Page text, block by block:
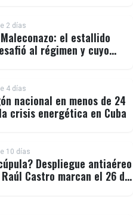
2 días
el estallido
al régimen y cuyo
4 días
nacional en menos de 24
crisis energética en Cuba
10 días
Despliegue antiaéreo
Castro marcan el 26 de